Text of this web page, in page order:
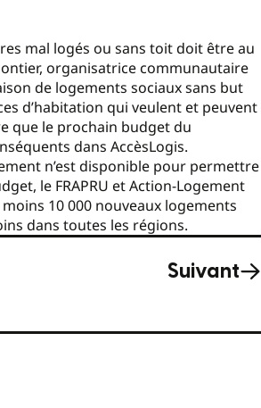
mal logés ou sans toit doit être au
organisatrice communautaire
de logements sociaux sans but
d’habitation qui veulent et peuvent
que le prochain budget du
dans AccèsLogis.
n’est disponible pour permettre
le FRAPRU et Action-Logement
10 000 nouveaux logements
dans toutes les régions.
Suivant